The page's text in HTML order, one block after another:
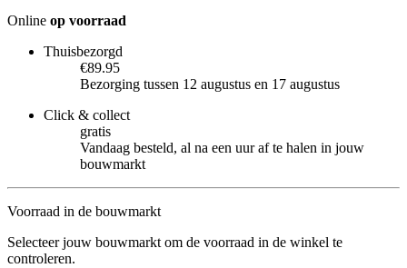
Online op voorraad
Thuisbezorgd
€89.95
Bezorging tussen 12 augustus en 17 augustus
Click & collect
gratis
Vandaag besteld, al na een uur af te halen in jouw
bouwmarkt
Voorraad in de bouwmarkt
Selecteer jouw bouwmarkt om de voorraad in de winkel te
controleren.